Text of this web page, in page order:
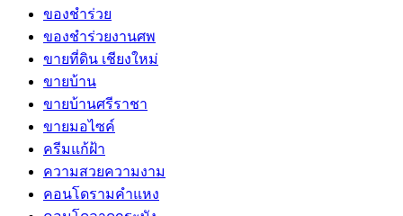
ของชำร่วย
ของชำร่วยงานศพ
ขายที่ดิน เชียงใหม่
ขายบ้าน
ขายบ้านศรีราชา
ขายมอไซค์
ครีมแก้ฝ้า
ความสวยความงาม
คอนโดรามคำแหง